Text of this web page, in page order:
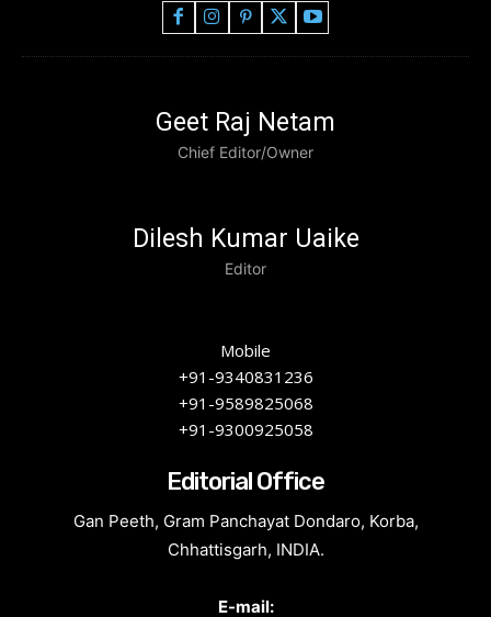
Geet Raj Netam
Chief Editor/Owner
Dilesh Kumar Uaike
Editor
Mobile
+91-9340831236
+91-9589825068
+91-9300925058
Editorial Office
Gan Peeth, Gram Panchayat Dondaro, Korba,
Chhattisgarh, INDIA.
E-mail: